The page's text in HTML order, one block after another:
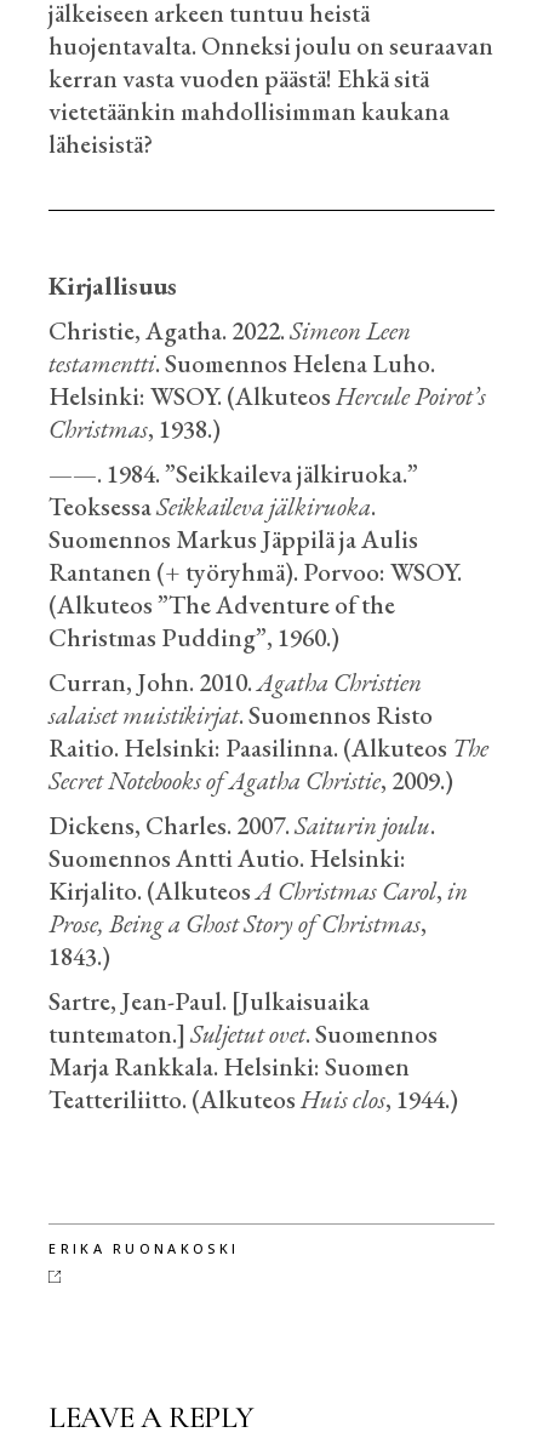
jälkeiseen arkeen tuntuu heistä
huojentavalta. Onneksi joulu on seuraavan
kerran vasta vuoden päästä! Ehkä sitä
vietetäänkin mahdollisimman kaukana
läheisistä?
Kirjallisuus
Christie, Agatha. 2022.Simeon Leen
testamentti. Suomennos Helena Luho.
Helsinki: WSOY. (AlkuteosHercule Poirot’s
Christmas, 1938.)
——. 1984. ”Seikkaileva jälkiruoka.”
TeoksessaSeikkaileva jälkiruoka.
Suomennos Markus Jäppilä ja Aulis
Rantanen (+ työryhmä). Porvoo: WSOY.
(Alkuteos ”The Adventure of the
Christmas Pudding”, 1960.)
Curran, John. 2010.Agatha Christien
salaiset muistikirjat. Suomennos Risto
Raitio. Helsinki: Paasilinna. (Alkuteos The
Secret Notebooks of Agatha Christie, 2009.)
Dickens, Charles. 2007.Saiturin joulu.
Suomennos Antti Autio. Helsinki:
Kirjalito. (AlkuteosA Christmas Carol,in
Prose, Being a Ghost Story of Christmas,
1843.)
Sartre, Jean-Paul. [Julkaisuaika
tuntematon.]Suljetut ovet. Suomennos
Marja Rankkala. Helsinki: Suomen
Teatteriliitto. (AlkuteosHuis clos, 1944.)
ERIKA RUONAKOSKI
LEAVE A REPLY